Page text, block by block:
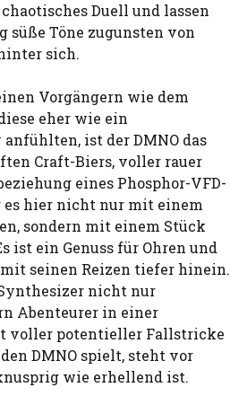
Duell und lassen
Töne zugunsten von
sich.
Vorgängern wie dem
eher wie ein
ist der DMNO das
Craft-Biers, voller rauer
eines Phosphor-VFD-
es hier nicht nur mit einem
sondern mit einem Stück
ist ein Genuss für Ohren und
seinen Reizen tiefer hinein.
nicht nur
Abenteurer in einer
voller potentieller Fallstricke
DMNO spielt, steht vor
wie erhellend ist.